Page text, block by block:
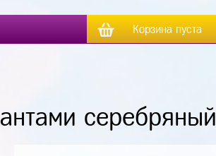
Корзина пуста
серебряный